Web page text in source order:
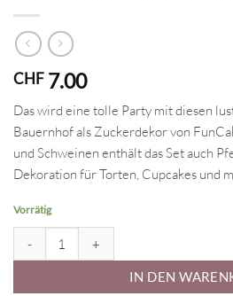
CHF 7.00
Das wird eine tolle Party mit diesen
Bauernhof als Zuckerdekor von
und Schweinen enthält das Set auch
Dekoration für Torten, Cupcakes und
Vorrätig
IN DEN